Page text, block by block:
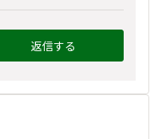
返信する